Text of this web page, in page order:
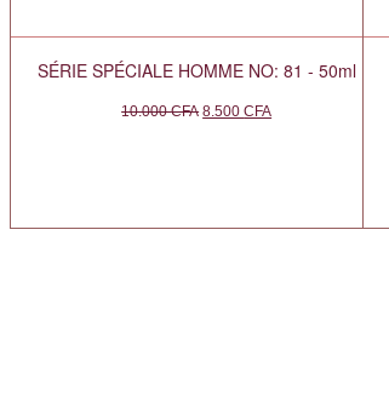
SÉRIE SPÉCIALE HOMME NO: 81 - 50ml
10.000CFA 8.500CFA